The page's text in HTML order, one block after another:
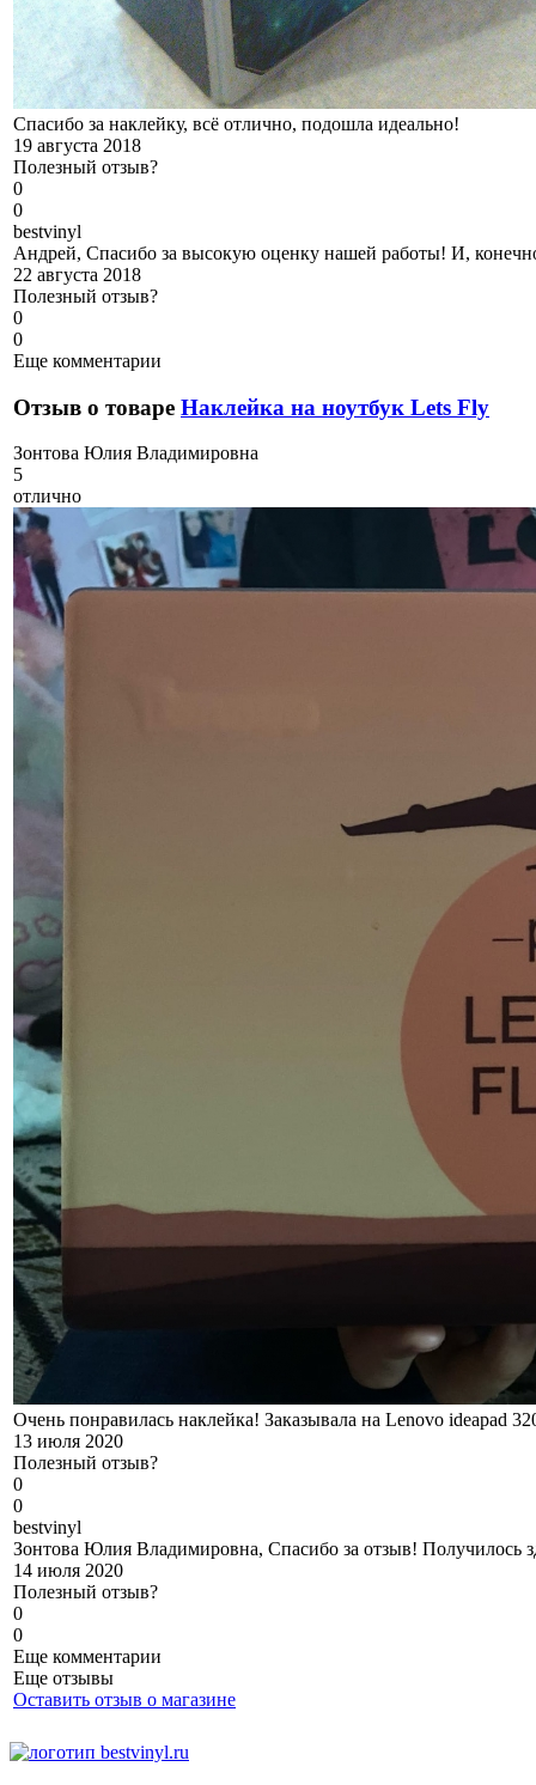
Спасибо за наклейку, всё отлично, подошла идеально!
19 августа 2018
Полезный отзыв?
0
0
bestvinyl
Андрей, Спасибо за высокую оценку нашей работы! И,
22 августа 2018
Полезный отзыв?
0
0
Еще комментарии
Отзыв о товаре Наклейка на ноутбук Lets Fly
Зонтова Юлия Владимировна
5
отлично
Очень понравилась наклейка! Заказывала на Lenovo ideapad
13 июля 2020
Полезный отзыв?
0
0
bestvinyl
Зонтова Юлия Владимировна, Спасибо за отзыв! Получилось
14 июля 2020
Полезный отзыв?
0
0
Еще комментарии
Еще отзывы
Оставить отзыв о магазине